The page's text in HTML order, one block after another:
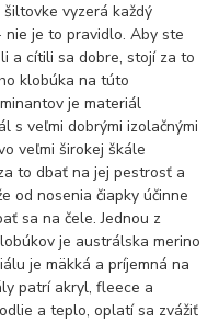
vyzerá každý
nie je to pravidlo. Aby ste
a cítili sa dobre, stojí za to
klobúka na túto
je materiál
s veľmi dobrými izolačnými
veľmi širokej škále
to dbať na jej pestrosť a
od nosenia čiapky účinne
sa na čele. Jednou z
je austrálska merino
je mäkká a príjemná na
patrí akryl, fleece a
a teplo, oplatí sa zvážiť